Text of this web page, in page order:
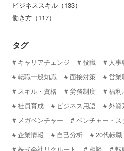
ビジネススキル（133）
働き方（117）
タグ
キャリアチェンジ 役職 人事
転職一般知識
面接対策 営業
スキル・資格
労務制度 福利
社員育成
ビジネス用語 外資
メガベンチャー
ベンチャー・
企業情報
自己分析 20代転職